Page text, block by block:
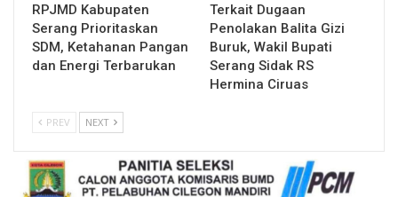
RPJMD Kabupaten
Serang Prioritaskan
SDM, Ketahanan Pangan
dan Energi Terbarukan
Terkait Dugaan
Penolakan Balita Gizi
Buruk, Wakil Bupati
Serang Sidak RS
Hermina Ciruas
PREV NEXT